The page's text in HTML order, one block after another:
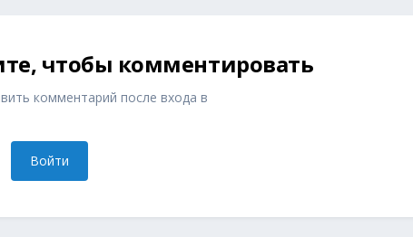
чтобы комментировать
комментарий после входа в
Войти